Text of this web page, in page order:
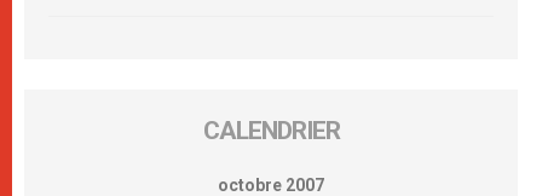
CALENDRIER
octobre 2007